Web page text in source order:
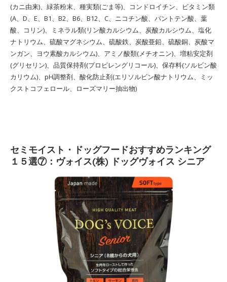
(カニ由来)、緑茶粉末、種実類(ごま等)、コンドロイチン、ビタミン類
(A、D、E、B1、B2、B6、B12、C、ニコチン酸、パントテン酸、葉
酸、コリン)、ミネラル類(リン酸カルシウム、炭酸カルシウム、塩化
ナトリウム、硫酸マグネシウム、硫酸鉄、炭酸亜鉛、硫酸銅、炭酸マ
ンガン、ヨウ素酸カルシウム)、アミノ酸類(メチオニン)、増粘安定剤
(グリセリン)、品質保持剤(プロピレングリコール)、保存料(ソルビン酸
カリウム)、pH調整剤、酸化防止剤(エリソルビン酸ナトリウム、ミッ
クストコフェロール、ローズマリー抽出物)
セミモイスト・ドッグフードおすすめランキング
１５選⑦：ヴォイス(株) ドッグヴォイス シニア